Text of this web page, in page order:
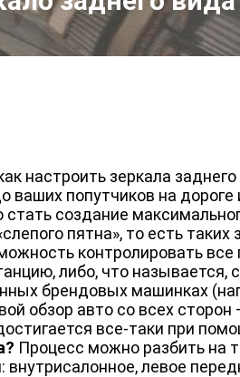
настроить зеркала
ваших попутчиков на
создание
пятна», то есть
контролировать все
либо, что называется,
брендовых машинках
обзор авто со всех
все-таки при
Процесс можно разбить на
внутрисалонное, левое